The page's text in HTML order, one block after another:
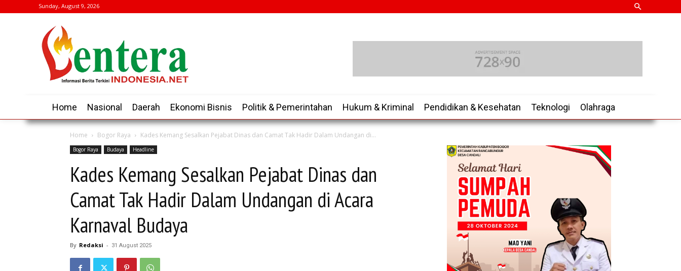
Sunday, August 9, 2026
Home Nasional Daerah Ekonomi Bisnis Politik & Pemerintahan Hukum & Kriminal Pendidikan & Kesehatan Teknologi Olahraga
Home Bogor Raya Kades Kemang Sesalkan Pejabat Dinas dan Camat Tak Hadir Dalam Undangan di...
Bogor Raya Budaya Headline
Kades Kemang Sesalkan Pejabat Dinas dan
Camat Tak Hadir Dalam Undangan di Acara
Karnaval Budaya
By Redaksi - 31 August 2025